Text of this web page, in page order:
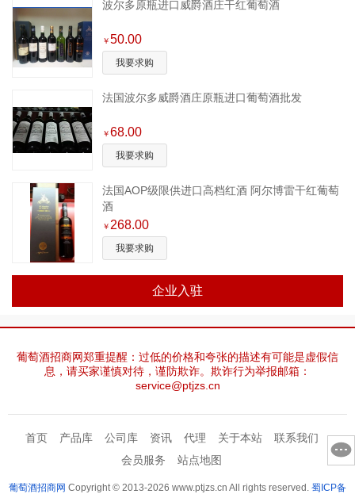
波尔多原瓶进口威爵酒庄干红葡萄酒
￥50.00
我要求购
法国波尔多威爵酒庄原瓶进口葡萄酒批发
￥68.00
我要求购
法国AOP级限供进口高档红酒 阿尔博雷干红葡萄
酒
￥ 268.00
我要求购
企业入驻
葡萄酒招商网郑重提醒：过低的价格和夸张的描述有可能是虚假信
息，请买家谨慎对待，谨防欺诈。欺诈行为举报邮箱：
service@ptjzs.cn
首页 产品库 公司库 资讯 代理 关于本站
联系我们
会员服务
站点地图
葡萄酒招商网 Copyright © 2013-2026 www.ptjzs.cn All rights reserved. 蜀ICP备